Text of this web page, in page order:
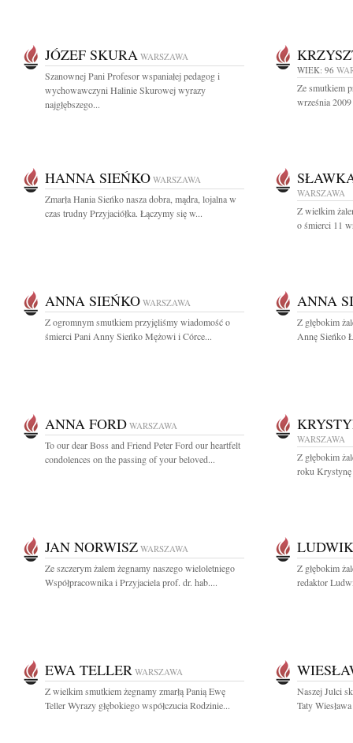
JÓZEF SKURA WARSZAWA
Szanownej Pani Profesor wspaniałej pedagog i
wychowawczyni Halinie Skurowej wyrazy
najgłębszego...
WIEK: 96
Ze smutkiem
września
HANNA SIEŃKO WARSZAWA
Zmarła Hania Sieńko nasza dobra, mądra, lojalna w
czas trudny Przyjaciółka. Łączymy się w...
WARSZAWA
Z wielkim
o śmierci 11
ANNA SIEŃKO WARSZAWA
Z ogromnym smutkiem przyjęliśmy wiadomość o
śmierci Pani Anny Sieńko Mężowi i Córce...
ANNA
Z głębokim
Annę Sieńko
ANNA FORD WARSZAWA
To our dear Boss and Friend Peter Ford our heartfelt
condolences on the passing of your beloved...
WARSZAWA
Z głębokim
roku Krystynę
JAN NORWISZ WARSZAWA
Ze szczerym żalem żegnamy naszego wieloletniego
Współpracownika i Przyjaciela prof. dr. hab....
Z głębokim
redaktor
EWA TELLER WARSZAWA
Z wielkim smutkiem żegnamy zmarłą Panią Ewę
Teller Wyrazy głębokiego współczucia Rodzinie...
Naszej Julci
Taty